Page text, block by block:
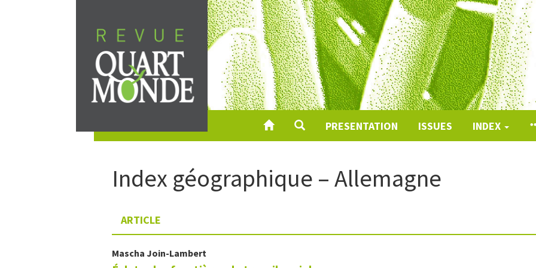
content
PRESENTATION ISSUES INDEX
Index géographique – Allemagne
ARTICLE
Mascha Join-Lambert